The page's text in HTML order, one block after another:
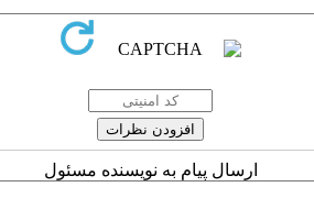
ارسال پیام به نویسنده مسئول